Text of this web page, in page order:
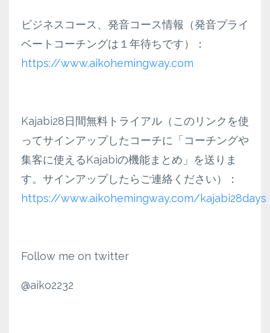
ビジネスコース、発音コース情報（発音プライ
ベートコーチングは１年待ちです）：
https://www.aikohemingway.com
Kajabi28日間無料トライアル（このリンクを使
ってサインアップしたコーチに「コーチングや
集客に使えるKajabiの機能まとめ」を送りま
す。サインアップしたらご連絡ください）：
https://www.aikohemingway.com/kajabi28days
Follow me on twitter
@aiko2232